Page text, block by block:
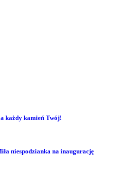
każdy kamień Twój!
niespodzianka na inaugurację